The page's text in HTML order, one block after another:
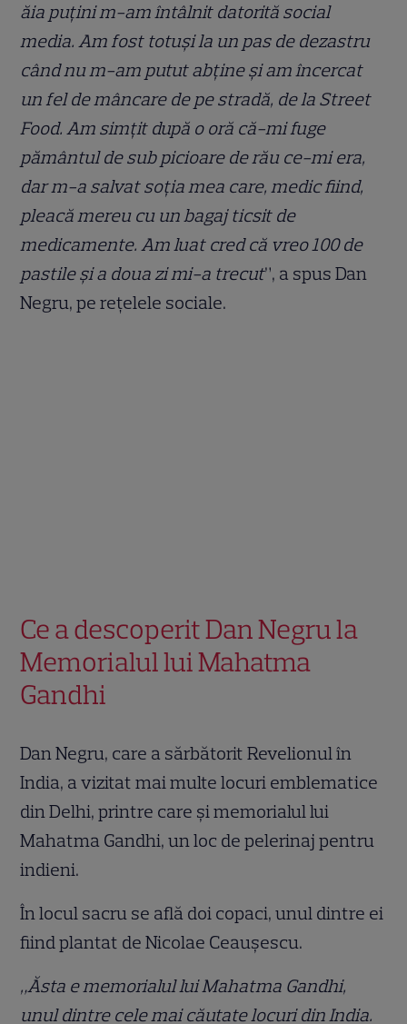
ăia puțini m-am întâlnit datorită social
media. Am fost totuși la un pas de dezastru
când nu m-am putut abține și am încercat
un fel de mâncare de pe stradă, de la Street
Food. Am simțit după o oră că-mi fuge
pământul de sub picioare de rău ce-mi era,
dar m-a salvat soția mea care, medic fiind,
pleacă mereu cu un bagaj ticsit de
medicamente. Am luat cred că vreo 100 de
pastile și a doua zi mi-a trecut”, a spus Dan
Negru, pe rețelele sociale.
Ce a descoperit Dan Negru la
Memorialul lui Mahatma
Gandhi
Dan Negru, care a sărbătorit Revelionul în
India, a vizitat mai multe locuri emblematice
din Delhi, printre care și memorialul lui
Mahatma Gandhi, un loc de pelerinaj pentru
indieni.
În locul sacru se află doi copaci, unul dintre ei
fiind plantat de Nicolae Ceaușescu.
„Ăsta e memorialul lui Mahatma Gandhi,
unul dintre cele mai căutate locuri din India.